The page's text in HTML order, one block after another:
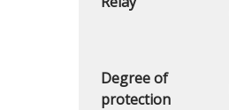
Degree of
protection